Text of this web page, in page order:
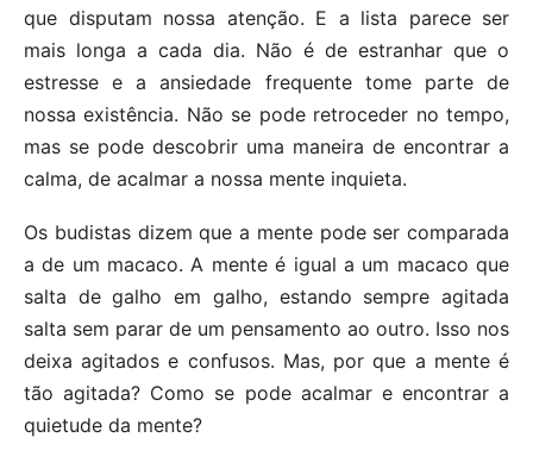
que disputam nossa atenção. E a lista parece ser
mais longa a cada dia. Não é de estranhar que o
estresse e a ansiedade frequente tome parte de
nossa existência. Não se pode retroceder no tempo,
mas se pode descobrir uma maneira de encontrar a
calma, de acalmar a nossa mente inquieta.
Os budistas dizem que a mente pode ser comparada
a de um macaco. A mente é igual a um macaco que
salta de galho em galho, estando sempre agitada
salta sem parar de um pensamento ao outro. Isso nos
deixa agitados e confusos. Mas, por que a mente é
tão agitada? Como se pode acalmar e encontrar a
quietude da mente?